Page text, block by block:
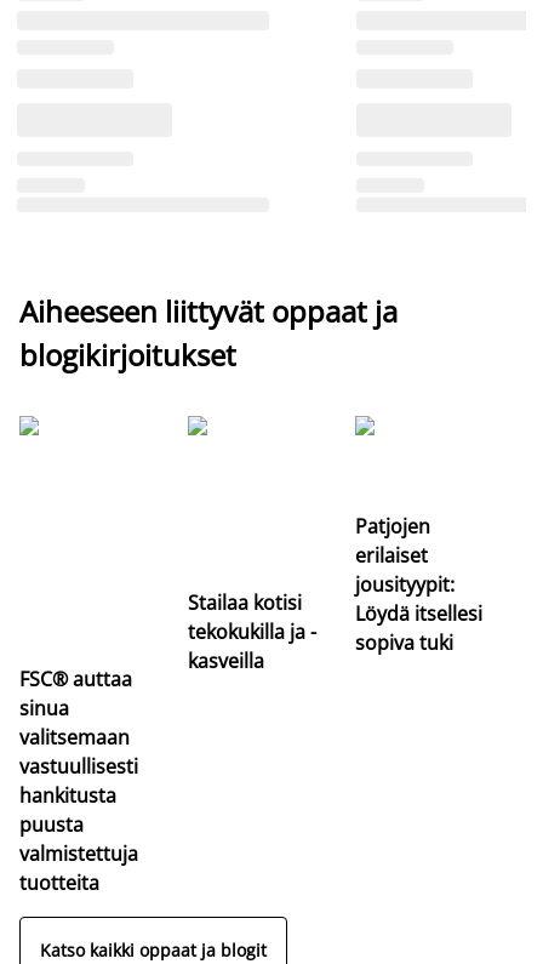
Aiheeseen liittyvät oppaat ja
blogikirjoitukset
FSC® auttaa
sinua
valitsemaan
vastuullisesti
hankitusta
puusta
valmistettuja
tuotteita
Stailaa kotisi
tekokukilla ja -
kasveilla
Patjojen
erilaiset
jousityypit:
Löydä itsellesi
sopiva tuki
Katso kaikki oppaat ja blogit